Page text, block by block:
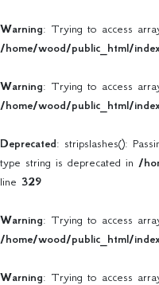
Warning: Trying to access
/home/wood/public_html/
Warning: Trying to access
/home/wood/public_html/
Deprecated: stripslashes():
type string is deprecated in /
line 329
Warning: Trying to access
/home/wood/public_html/
Warning: Trying to access